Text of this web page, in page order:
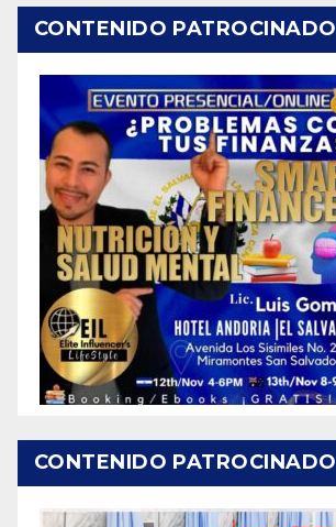
CONTENIDO PATROCINADO
CONTENIDO PATROCINADO